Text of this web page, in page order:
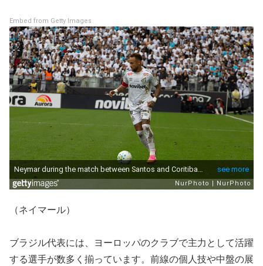
Embed from Getty Images
（ネイマール）
ブラジル代表には、ヨーロッパのクラブで主力として活躍
する選手が数多く揃っています。前線の個人技や中盤の展